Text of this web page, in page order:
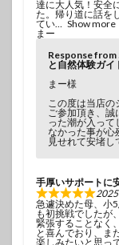
達に大人気！安全
た。帰り道に話を
てい
Show more
まー
Response from
と自然体験ガイ
まー様
この度は当店の
ご参加頂き、誠
った潮が入っ
なかった事が心
見せれて安堵し
手厚いサポートに
急遽決めた母、小
も初挑戦でしたが
緊張することなく
と喜んでおり、ま
楽しみたいと思っ